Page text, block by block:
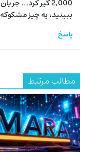
ببینید، یه چیز مشکوکه
پاسخ
مطالب مرتبط